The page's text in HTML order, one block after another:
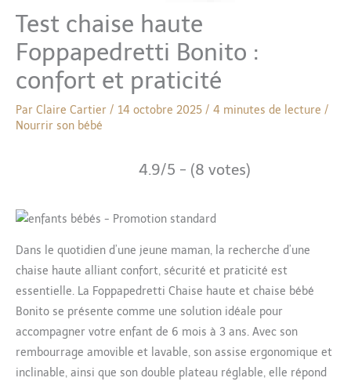
Test chaise haute
Foppapedretti Bonito :
confort et praticité
Par Claire Cartier / 14 octobre 2025 / 4 minutes de lecture /
Nourrir son bébé
4.9/5 - (8 votes)
Dans le quotidien d’une jeune maman, la recherche d’une
chaise haute alliant confort, sécurité et praticité est
essentielle. La Foppapedretti Chaise haute et chaise bébé
Bonito se présente comme une solution idéale pour
accompagner votre enfant de 6 mois à 3 ans. Avec son
rembourrage amovible et lavable, son assise ergonomique et
inclinable, ainsi que son double plateau réglable, elle répond